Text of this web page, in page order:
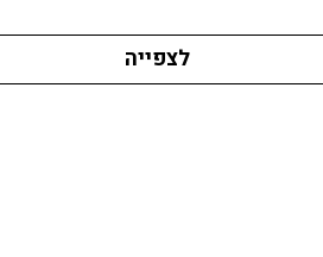
לצפייה